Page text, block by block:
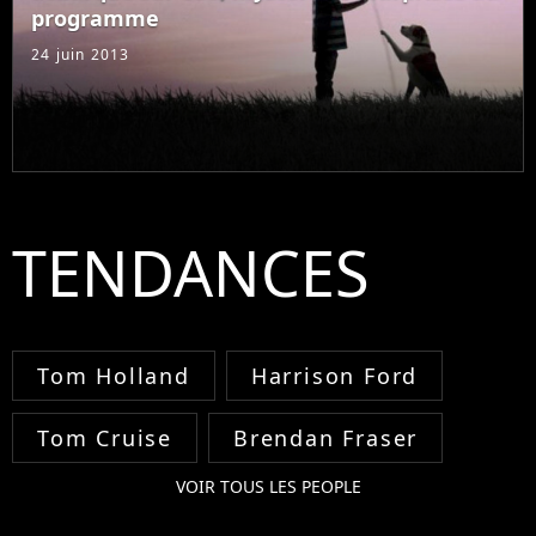
programme
24 juin 2013
TENDANCES
Tom Holland Harrison Ford
Tom Cruise Brendan Fraser
VOIR TOUS LES PEOPLE